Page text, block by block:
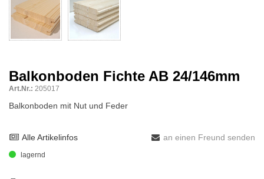
Balkonboden Fichte AB 24/146mm
Art.Nr.: 205017
Balkonboden mit Nut und Feder
Alle Artikelinfos an einen Freund senden
lagernd